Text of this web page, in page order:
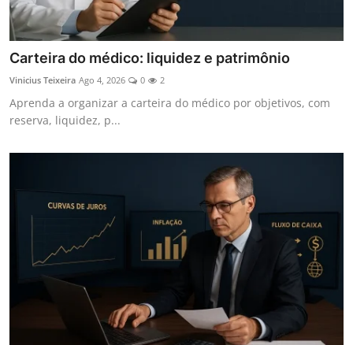
Carteira do médico: liquidez e patrimônio
Vinicius Teixeira Ago 4, 2026 0 2
Aprenda a organizar a carteira do médico por objetivos, com
reserva, liquidez, p...